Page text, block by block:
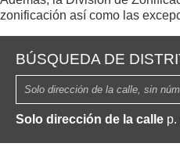
zonificación así como las
BÚSQUEDA DE
Solo dirección de la calle p.